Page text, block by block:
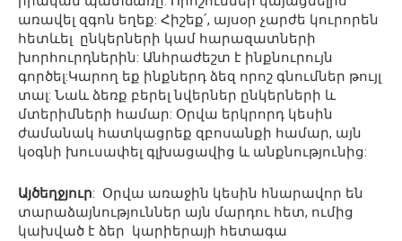
առավել զգոն եղեք: Հիշեք՛, այսօր չարժե կուրորեն
հետևել ընկերների կամ հարազատների
խորհուրդներին: Անհրաժեշտ է ինքնուրույն
գործել:Կարող եք ինքներդ ձեզ որոշ գնումներ թույլ
տալ: Նաև ձեռք բերել նվերներ ընկերների և
մտերիմների համար: Օրվա երկրորդ կեսին
ժամանակ հատկացրեք զբոսանքի համար, այն
կօգնի խուսափել գլխացավից և անքնությունից:
Այծեղջյուր: Օրվա առաջին կեսին հնարավոր են
տարաձայնություններ այն մարդու հետ, ումից
կախված է ձեր կարիերայի հետագա